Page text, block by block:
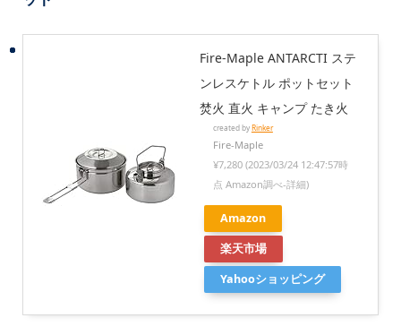
Fire-Maple ANTARCTI ステ
ンレスケトル ポットセット
焚火 直火 キャンプ たき火
created by Rinker
Fire-Maple
¥7,280 (2023/03/24 12:47:57時
点 Amazon調べ-詳細)
Amazon
楽天市場
Yahooショッピング